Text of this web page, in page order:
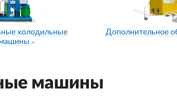
холодильные
Дополнительное
машины